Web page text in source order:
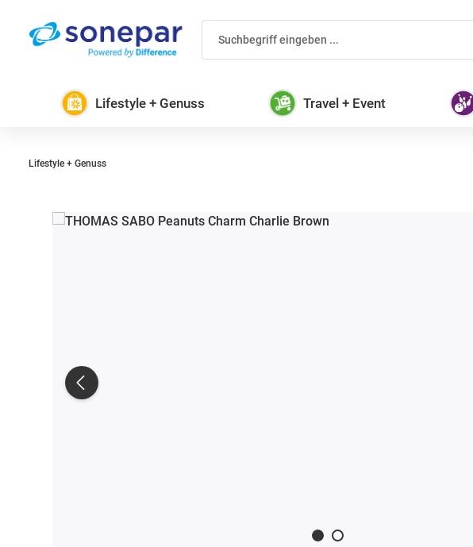
Hauptinhalt springen
Zur Suche springen
Zur Hauptnavigation springen
Lifestyle + Genuss Travel + Event
Lifestyle + Genuss